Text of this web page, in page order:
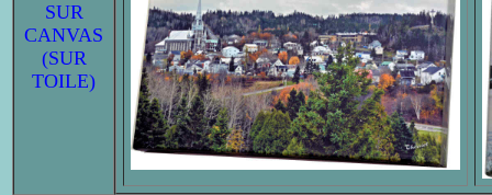
SUR
CANVAS
(SUR
TOILE)